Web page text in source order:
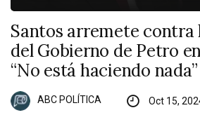
Santos arremete contra
del Gobierno de Petro
“No está haciendo nada”
ABC POLÍTICA Oct 15,